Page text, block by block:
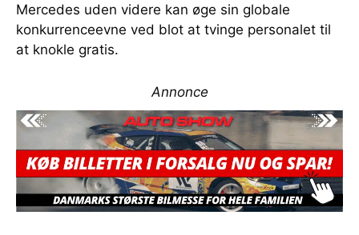
Mercedes uden videre kan øge sin globale
konkurrenceevne ved blot at tvinge personalet til
at knokle gratis.
Annonce